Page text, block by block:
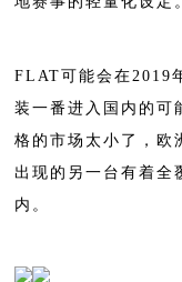
FLAT可能会在2019
装一番进入国内的
格的市场太小了，欧
出现的另一台有着全
内。